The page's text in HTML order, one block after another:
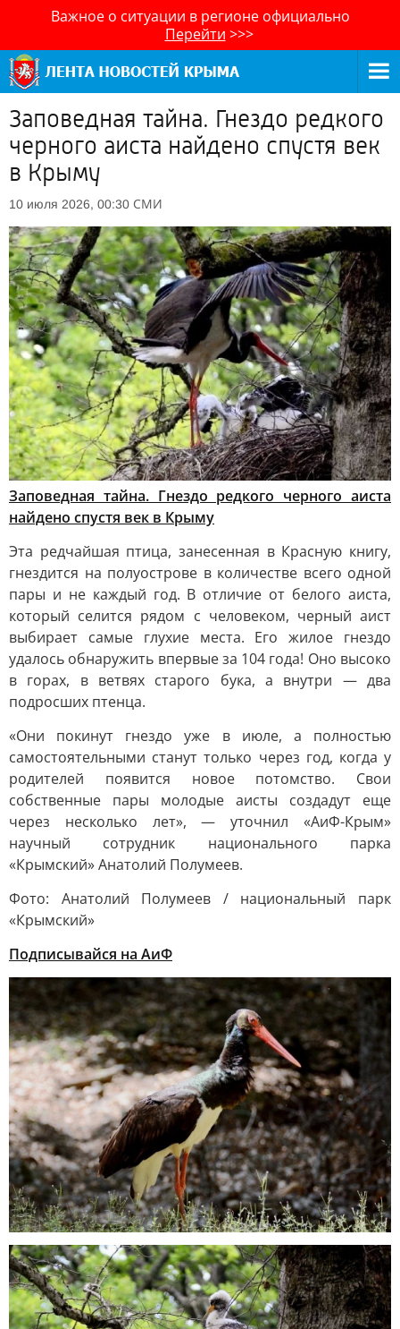
Важное о ситуации в регионе официально
Перейти >>>
Заповедная тайна. Гнездо редкого
черного аиста найдено спустя век
в Крыму
10 июля 2026, 00:30 СМИ
Заповедная тайна. Гнездо редкого черного аиста
найдено спустя век в Крыму
Эта редчайшая птица, занесенная в Красную книгу,
гнездится на полуострове в количестве всего одной
пары и не каждый год. В отличие от белого аиста,
который селится рядом с человеком, черный аист
выбирает самые глухие места. Его жилое гнездо
удалось обнаружить впервые за 104 года! Оно высоко
в горах, в ветвях старого бука, а внутри — два
подросших птенца.
«Они покинут гнездо уже в июле, а полностью
самостоятельными станут только через год, когда у
родителей появится новое потомство. Свои
собственные пары молодые аисты создадут еще
через несколько лет», — уточнил «АиФ-Крым»
научный сотрудник национального парка
«Крымский» Анатолий Полумеев.
Фото: Анатолий Полумеев / национальный парк
«Крымский»
Подписывайся на АиФ